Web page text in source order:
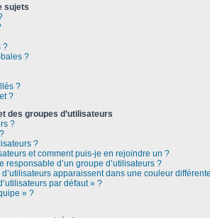
sujets
?
?
?
?
des groupes d’utilisateurs
?
?
et comment puis-je en rejoindre un ?
responsable d’un groupe d’utilisateurs ?
apparaissent dans une couleur
par défaut » ?
» ?